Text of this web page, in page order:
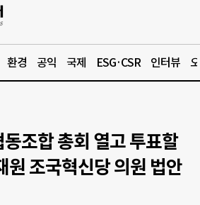
환경 공익 국제 ESG·CSR 인터뷰
조합 총회 열고 투표할
원 조국혁신당 의원 법안